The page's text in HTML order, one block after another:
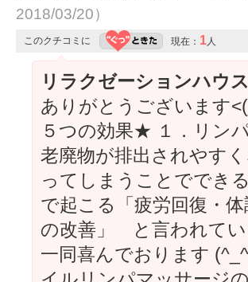
2018/03/20）
このクチコミに 現在： 1人
リラクゼーションハウ
ありがとうございます
５つの効果★ １．リン
老廃物が排出されやす
ってしまうことででき
で起こる「疲労回復・
の改善」 と言われてい
一同喜んでおります